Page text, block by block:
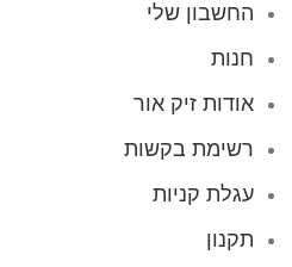
החשבון שלי
חנות
אודות זיק אור
רשימת בקשות
עגלת קניות
תקנון